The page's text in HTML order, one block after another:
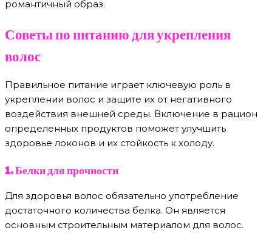
романтичный образ.
Советы по питанию для укрепления
волос
Правильное питание играет ключевую роль в
укреплении волос и защите их от негативного
воздействия внешней среды. Включение в рацион
определенных продуктов поможет улучшить
здоровье локонов и их стойкость к холоду.
1. Белки для прочности
Для здоровья волос обязательно употребление
достаточного количества белка. Он является
основным строительным материалом для волос.